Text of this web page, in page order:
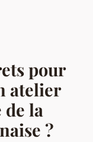
pour
atelier
de la
?